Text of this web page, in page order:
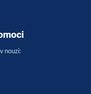
nouzi: